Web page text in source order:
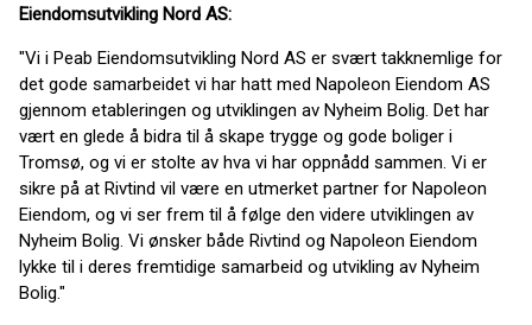
Eiendomsutvikling Nord AS:
"Vi i Peab Eiendomsutvikling Nord AS er svært takknemlige for
det gode samarbeidet vi har hatt med Napoleon Eiendom AS
gjennom etableringen og utviklingen av Nyheim Bolig. Det har
vært en glede å bidra til å skape trygge og gode boliger i
Tromsø, og vi er stolte av hva vi har oppnådd sammen. Vi er
sikre på at Rivtind vil være en utmerket partner for Napoleon
Eiendom, og vi ser frem til å følge den videre utviklingen av
Nyheim Bolig. Vi ønsker både Rivtind og Napoleon Eiendom
lykke til i deres fremtidige samarbeid og utvikling av Nyheim
Bolig."